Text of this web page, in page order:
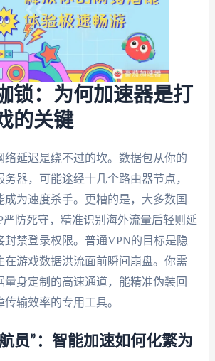
锁：为何加速器是打
的关键
络延迟是绕不过的坎。数据包从你的
器，可能途经十几个路由器节点，
成为速度杀手。更糟的是，大多数国
严防死守，精准识别海外流量后轻则延
封禁登录权限。普通VPN的目标是隐
在游戏数据洪流面前瞬间崩盘。你需
量身定制的高速通道，能精准伪装回
输效率的专用工具。
员”：智能加速如何化繁为